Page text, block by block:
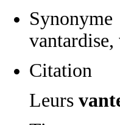
Synonyme
vantardise,
Citation
Leurs